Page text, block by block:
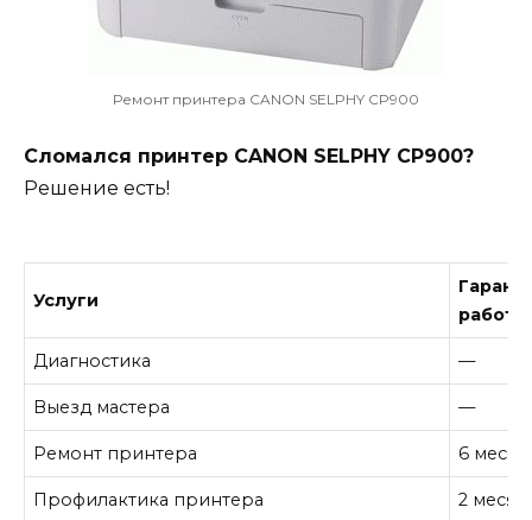
Ремонт принтера CANON SELPHY CP900
Сломался принтер CANON SELPHY CP900?
Решение есть!
Услуги
работу
Диагностика —
Выезд мастера —
Ремонт принтера 6
Профилактика принтера 2